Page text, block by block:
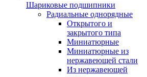
Шариковые подшипники
Радиальные однорядные
Открытого и
закрытого типа
Миниатюрные
Миниатюрные из
нержавеющей стали
Из нержавеющей